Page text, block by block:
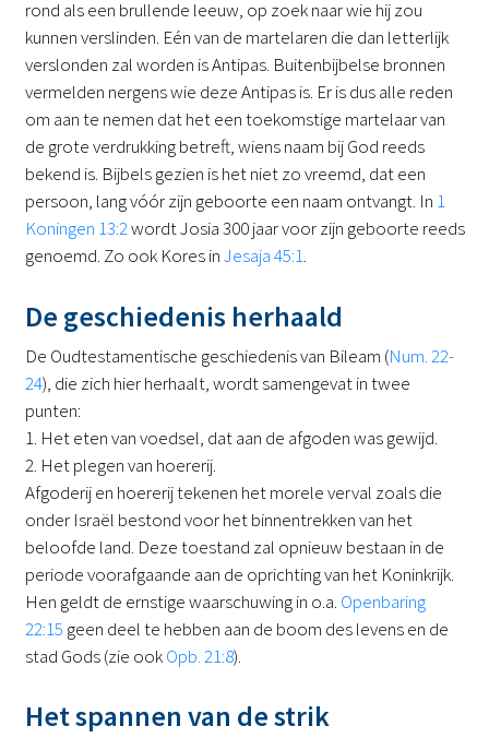
rond als een brullende leeuw, op zoek naar wie hij zou
kunnen verslinden. Eén van de martelaren die dan letterlijk
verslonden zal worden is Antipas. Buitenbijbelse bronnen
vermelden nergens wie deze Antipas is. Er is dus alle reden
om aan te nemen dat het een toekomstige martelaar van
de grote verdrukking betreft, wiens naam bij God reeds
bekend is. Bijbels gezien is het niet zo vreemd, dat een
persoon, lang vóór zijn geboorte een naam ontvangt. In 1
Koningen 13:2wordt Josia 300 jaar voor zijn geboorte reeds
genoemd. Zo ook Kores inJesaja 45:1.
De geschiedenis herhaald
De Oudtestamentische geschiedenis van Bileam (Num. 22-
24), die zich hier herhaalt, wordt samengevat in twee
punten:
1. Het eten van voedsel, dat aan de afgoden was gewijd.
2. Het plegen van hoererij.
Afgoderij en hoererij tekenen het morele verval zoals die
onder Israël bestond voor het binnentrekken van het
beloofde land. Deze toestand zal opnieuw bestaan in de
periode voorafgaande aan de oprichting van het Koninkrijk.
Hen geldt de ernstige waarschuwing in o.a. Openbaring
22:15 geen deel te hebben aan de boom des levens en de
stad Gods (zie ookOpb. 21:8).
Het spannen van de strik